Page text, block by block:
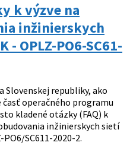
k výzve na
inžinierskych
OPLZ-PO6-SC61-
Slovenskej republiky, ako
operačného programu
kladené otázky (FAQ) k
inžinierskych sietí
SC611-2020-2.